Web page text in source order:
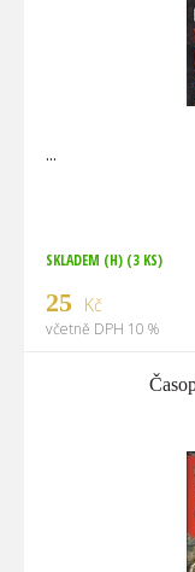
SKLADEM (H) (3 KS)
25 Kč
včetně DPH 10 %